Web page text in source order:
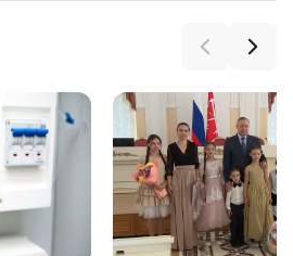
"Отправить" вы
политикой конфиденциальности